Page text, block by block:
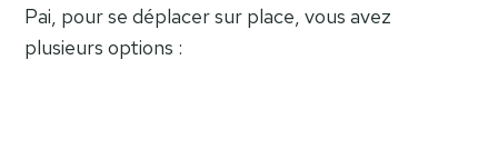
Pai, pour se déplacer sur place, vous avez
plusieurs options :